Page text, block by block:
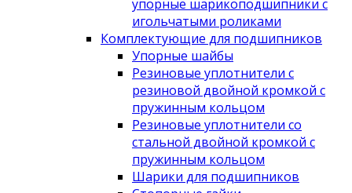
упорные шарикоподшипники с
игольчатыми роликами
Комплектующие для подшипников
Упорные шайбы
Резиновые уплотнители с
резиновой двойной кромкой с
пружинным кольцом
Резиновые уплотнители со
стальной двойной кромкой с
пружинным кольцом
Шарики для подшипников